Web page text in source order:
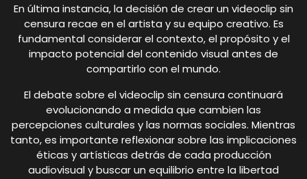
En última instancia, la decisión de crear un videoclip sin
censura recae en el artista y su equipo creativo. Es
fundamental considerar el contexto, el propósito y el
impacto potencial del contenido visual antes de
compartirlo con el mundo.
El debate sobre el videoclip sin censura continuará
evolucionando a medida que cambien las
percepciones culturales y las normas sociales. Mientras
tanto, es importante reflexionar sobre las implicaciones
éticas y artísticas detrás de cada producción
audiovisual y buscar un equilibrio entre la libertad